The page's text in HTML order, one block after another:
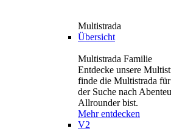
Multistrada
Übersicht
Multistrada Familie
Entdecke unsere
finde die Multistrada
der Suche nach
Allrounder bist.
Mehr entdecken
V2